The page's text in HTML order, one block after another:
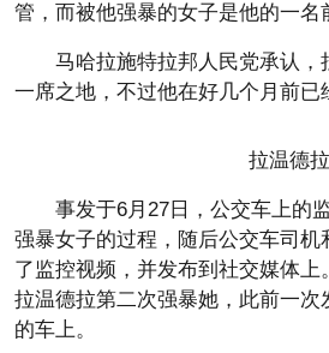
管，而被他强暴的女子是他的一名
马哈拉施特拉邦人民党承认，
一席之地，不过他在好几个月前已
拉温德拉
事发于6月27日，公交车上的
强暴女子的过程，随后公交车司机
了监控视频，并发布到社交媒体上
拉温德拉第二次强暴她，此前一次
的车上。